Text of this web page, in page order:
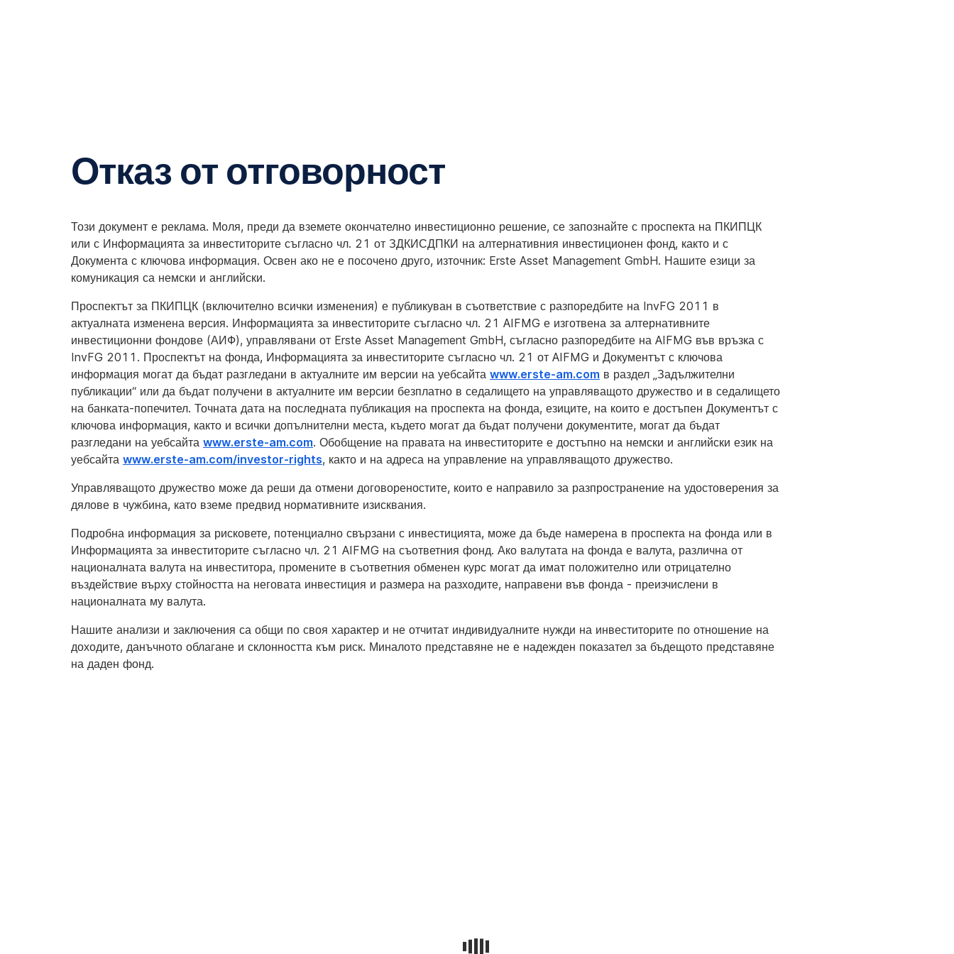
Отказ от отговорност
Този документ е реклама. Моля, преди да вземете окончателно инвестиционно решение, се запознайте с проспекта на ПКИПЦК
или с Информацията за инвеститорите съгласно чл. 21 от ЗДКИСДПКИ на алтернативния инвестиционен фонд, както и с
Документа с ключова информация. Освен ако не е посочено друго, източник: Erste Asset Management GmbH. Нашите езици за
комуникация са немски и английски.
Проспектът за ПКИПЦК (включително всички изменения) е публикуван в съответствие с разпоредбите на InvFG 2011 в
актуалната изменена версия. Информацията за инвеститорите съгласно чл. 21 AIFMG е изготвена за алтернативните
инвестиционни фондове (АИФ), управлявани от Erste Asset Management GmbH, съгласно разпоредбите на AIFMG във връзка с
InvFG 2011. Проспектът на фонда, Информацията за инвеститорите съгласно чл. 21 от AIFMG и Документът с ключова
информация могат да бъдат разгледани в актуалните им версии на уебсайта www.erste-am.com в раздел „Задължителни
публикации“ или да бъдат получени в актуалните им версии безплатно в седалището на управляващото дружество и в седалището
на банката-попечител. Точната дата на последната публикация на проспекта на фонда, езиците, на които е достъпен Документът с
ключова информация, както и всички допълнителни места, където могат да бъдат получени документите, могат да бъдат
разгледани на уебсайта www.erste-am.com. Обобщение на правата на инвеститорите е достъпно на немски и английски език на
уебсайта www.erste-am.com/investor-rights, както и на адреса на управление на управляващото дружество.
Управляващото дружество може да реши да отмени договореностите, които е направило за разпространение на удостоверения за
дялове в чужбина, като вземе предвид нормативните изисквания.
Подробна информация за рисковете, потенциално свързани с инвестицията, може да бъде намерена в проспекта на фонда или в
Информацията за инвеститорите съгласно чл. 21 AIFMG на съответния фонд. Ако валутата на фонда е валута, различна от
националната валута на инвеститора, промените в съответния обменен курс могат да имат положително или отрицателно
въздействие върху стойността на неговата инвестиция и размера на разходите, направени във фонда - преизчислени в
националната му валута.
Нашите анализи и заключения са общи по своя характер и не отчитат индивидуалните нужди на инвеститорите по отношение на
доходите, данъчното облагане и склонността към риск. Миналото представяне не е надежден показател за бъдещото представяне
на даден фонд.